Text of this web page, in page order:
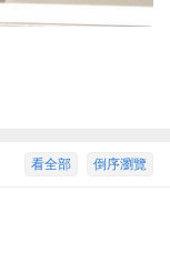
倒序瀏覽
看全部